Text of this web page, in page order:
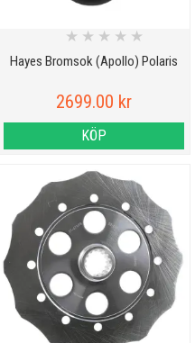
Hayes Bromsok (Apollo) Polaris
★ ★ ★ ★ ★
2699.00 kr
KÖP